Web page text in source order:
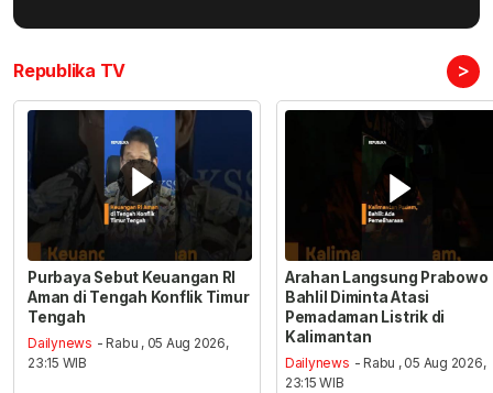
Republika TV >
Purbaya Sebut Keuangan RI
Aman di Tengah Konflik Timur
Tengah
Dailynews - Rabu , 05 Aug 2026,
23:15 WIB
Arahan Langsung Prabowo
Bahlil Diminta Atasi
Pemadaman Listrik di
Kalimantan
Dailynews - Rabu , 05 Aug 2026,
23:15 WIB